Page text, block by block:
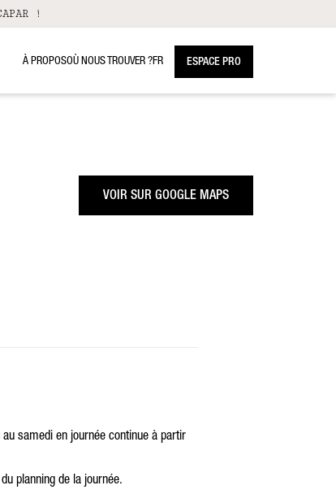
!
À PROPOSOÙ NOUS TROUVER ?FR ESPACE PRO
VOIR SUR GOOGLE MAPS
samedi en journée continue à partir
planning de la journée.